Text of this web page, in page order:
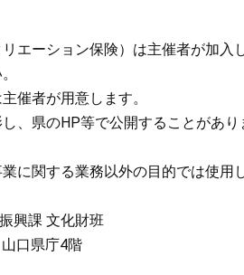
ーション保険）は主催者が加入し
者が用意します。
県のHP等で公開することがあり
関する業務以外の目的では使用し
興課 文化財班
口県庁4階